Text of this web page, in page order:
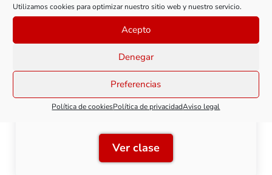
Utilizamos cookies para optimizar nuestro sitio web y nuestro servicio.
Acepto
Denegar
Preferencias
Política de cookiesPolítica de privacidadAviso legal
Ver claseClase 2: Árboles con
Clase 3: Árboles con estructura de
alambre
Ver claseClase 3: Árboles con